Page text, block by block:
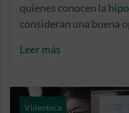
quienes conocen la
consideran una buena
adopción. Entre las
los herederos (33%) y
producto (32%).
Leer más
Videoteca